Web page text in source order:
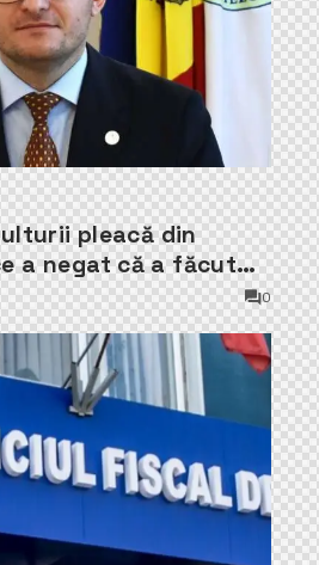
pleacă din
a negat că a făcut
Democrat
0